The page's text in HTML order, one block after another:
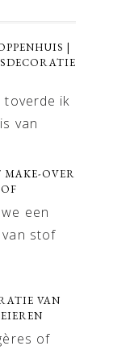
|
toverde ik
van
OVER
een
stof
VAN
of